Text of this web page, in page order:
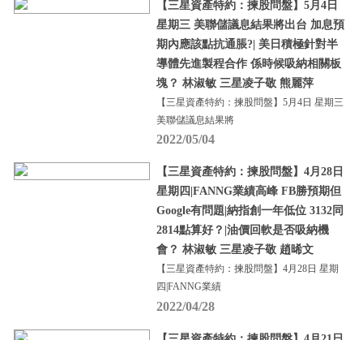
【三星資產特約：揀股問盤】5月4日
星期三 美聯儲議息結果將出台 加息預
期內應該點抗通脹?| 美日積極針對半
導體先進製程合作 係時候吸納相關板
塊？ 林淑敏 三星凌子敬 熊麗萍
【三星資產特約：揀股問盤】5月4日 星期三
美聯儲議息結果將
2022/05/04
【三星資產特約：揀股問盤】4月28日
星期四|FANNG業績高峰 FB勝預期但
Google有問題|納指創一年低位 3132同
2814點算好？|油價回軟是否吸納機
會？ 林淑敏 三星凌子敬 趙晞文
【三星資產特約：揀股問盤】4月28日 星期
四|FANNG業績
2022/04/28